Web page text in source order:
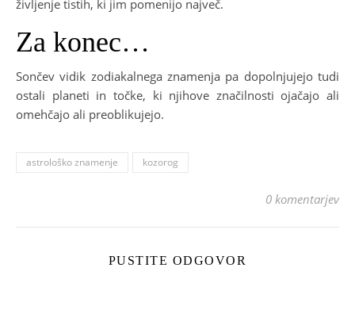
življenje tistih, ki jim pomenijo največ.
Za konec…
Sončev vidik zodiakalnega znamenja pa dopolnjujejo tudi
ostali planeti in točke, ki njihove značilnosti ojačajo ali
omehčajo ali preoblikujejo.
astrološko znamenje kozorog
0 komentarjev
PUSTITE ODGOVOR